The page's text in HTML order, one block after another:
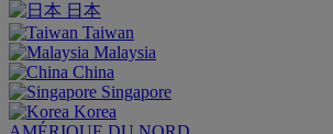
日本
Taiwan
Malaysia
China
Singapore
Korea